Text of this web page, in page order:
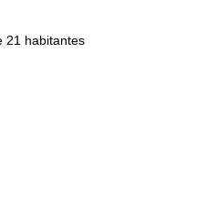
21 habitantes